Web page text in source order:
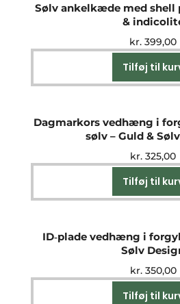
Sølv ankelkæde med shell
&
kr. 399,00
Tilføj til
Dagmarkors vedhæng i
sølv – Guld &
kr. 325,00
Tilføj til
ID‑plade vedhæng i
Sølv
kr.350,00
Tilføj til